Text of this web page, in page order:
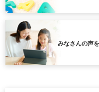
みなさんの声